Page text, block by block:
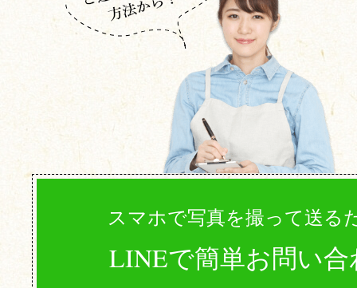
スマホで写真を撮って送る
LINEで簡単お問い合